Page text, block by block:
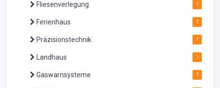
Fliesenverlegung 1
Ferienhaus 1
Präzisionstechnik 1
Landhaus 1
Gaswarnsysteme 1